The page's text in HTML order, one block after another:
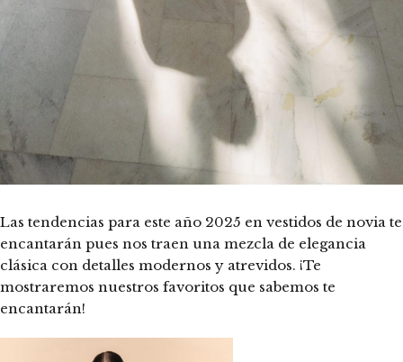
Las tendencias para este año 2025 en vestidos de novia te
encantarán pues nos traen una mezcla de elegancia
clásica con detalles modernos y atrevidos. ¡Te
mostraremos nuestros favoritos que sabemos te
encantarán!